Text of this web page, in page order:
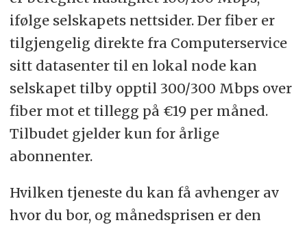
ifølge selskapets nettsider. Der fiber er
tilgjengelig direkte fra Computerservice
sitt datasenter til en lokal node kan
selskapet tilby opptil 300/300 Mbps over
fiber mot et tillegg på €19 per måned.
Tilbudet gjelder kun for årlige
abonnenter.
Hvilken tjeneste du kan få avhenger av
hvor du bor, og månedsprisen er den